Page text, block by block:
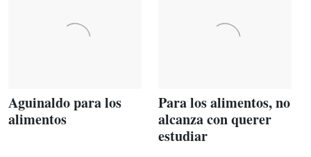
Aguinaldo para los
alimentos
Para los alimentos, no
alcanza con querer
estudiar